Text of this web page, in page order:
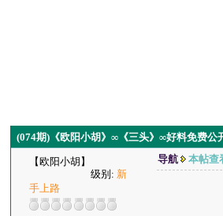
(074期)《欧阳小胡》∞《三头》∞好料免费公
【欧阳小胡】
级别: 新
手上路
导航 本帖查